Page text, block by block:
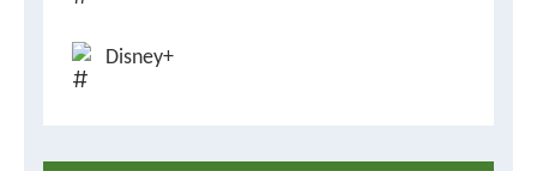
Disney+